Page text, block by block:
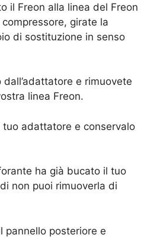
il Freon alla linea del Freon
girate la
di sostituzione in senso
e rimuovete
linea Freon.
tuo adattatore e conservalo
ha già bucato il tuo
non puoi rimuoverla di
pannello posteriore e